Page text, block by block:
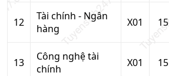
12
Tài chính - Ngân
hàng
X01 15
13
Công nghệ tài
chính
X01 15